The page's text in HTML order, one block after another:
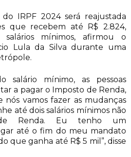
IRPF 2024 será reajustada
que recebem até R$ 2.824,
mínimos, afirmou o
Lula da Silva durante uma
salário mínimo, as pessoas
a pagar o Imposto de Renda,
nós vamos fazer as mudanças
até dois salários mínimos não
Renda. Eu tenho um
até o fim do meu mandato
que ganha até R$ 5 mil”, disse